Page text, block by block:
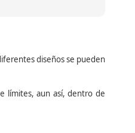
diseños se pueden
límites, aun así, dentro de